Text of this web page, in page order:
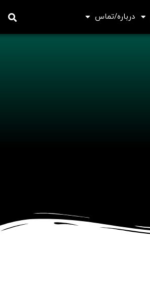
درباره/تماس